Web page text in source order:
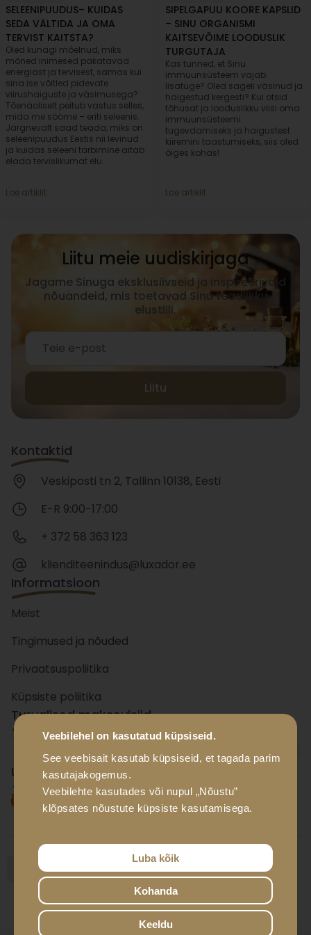
Veebilehel on kasutatud küpsiseid.
See veebisait kasutab küpsiseid, et tagada parim
kasutajakogemus.
Veebilehte kasutades või nupul „Nõustu”
klõpsates nõustute küpsiste kasutamisega.
Luba kõik
Kohanda
Keeldu
SELEENIPUUDUS– KUIDAS
SEDA VÄLTIDA JA OMA
TERVIST KAITSTA?
Oled kunagi mõelnud, miks
mõned inimesed pakatavad
energiast ja tervisest, samas kui
sina ise võitled pidevate
viirushaiguste ja väsimusega?
Tõenäoliselt peitub vastus selles,
mida me sööme – eriti seleenis.
Järgnevalt saad teada, miks on
seleenipuudus Eestis nii levinud
ja kuidas seleeni tarbimine aitab
elada tervislikumat elu.
Loe artiklit
SIPELGAPUU KOORE KAPSLID
– SINU ORGANISMI
KAITSEVÕIME LOODUSLIK
TURGUTAJA
Kas tunned, et Sinu
immuunsüsteem vajab
lisatuge? Oled sageli väsinud ja
haigestud kergesti? Kui otsid
tõhusat ja looduslikku viisi oma
immuunsüsteemi
tugevdamiseks ja haigustest
kiiremini taastumiseks, siis oled
õiges kohas!
Loe artiklit
Liitu meie uudiskirjaga
Jagame Sinuga eksklusiivseid ja inspireerivaid
nõuandeid, mis toetavad Sinu teadlikku
elustiili.
Liitu
Kontaktid
Veskiposti tn 2, Tallinn 10138, Eesti
E-R 9:00-17:00
+ 372 58 363 123
klienditeenindus@luxador.ee
Informatsioon
Meist
Tingimused ja nõuded
Privaatsuspoliitika
Küpsiste poliitika
Turvalised maksevisiid
panka
Usaldusväärsed tarnevisiid
© Luxador Eesti OÜ, 2026
Developed byIt Solutions Group